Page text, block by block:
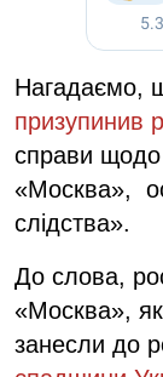
Нагадаємо,
призупинив
справи щодо
«Москва»,
слідства».
До слова,
«Москва»,
занесли до